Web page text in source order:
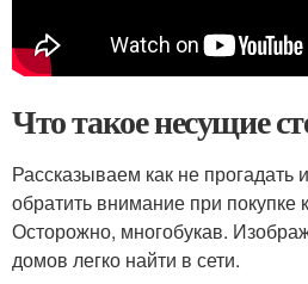
Что такое несущие
Рассказываем как не прогадать
обратить внимание при покупке
Осторожно, многобукав.
домов легко найти в сети.